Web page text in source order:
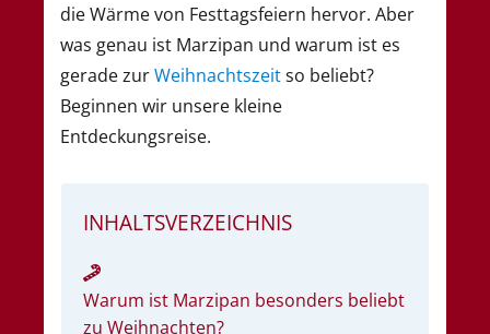
die Wärme von Festtagsfeiern hervor. Aber
was genau ist Marzipan und warum ist es
gerade zurWeihnachtszeitso beliebt?
Beginnen wir unsere kleine
Entdeckungsreise.
INHALTSVERZEICHNIS
Warum ist Marzipan besonders beliebt
zu Weihnachten?